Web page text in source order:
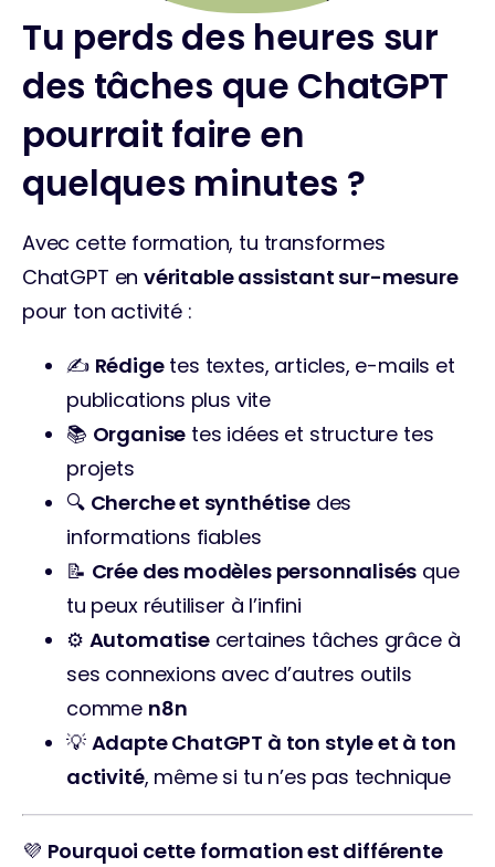
Tu perds des heures sur
des tâches que ChatGPT
pourrait faire en
quelques minutes ?
Avec cette formation, tu transformes
ChatGPT en véritable assistant sur-mesure
pour ton activité :
✍️ Rédige tes textes, articles, e-mails et
publications plus vite
📚 Organise tes idées et structure tes
projets
🔍 Cherche et synthétise des
informations fiables
📝 Crée des modèles personnalisés que
tu peux réutiliser à l’infini
⚙️ Automatise certaines tâches grâce à
ses connexions avec d’autres outils
comme n8n
💡 Adapte ChatGPT à ton style et à ton
activité, même si tu n’es pas technique
💜 Pourquoi cette formation est différente